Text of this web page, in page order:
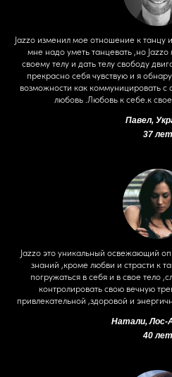
Jazzo изменил мое отношение к танцу
мне надо уметь танцевать ,но
своему телу и дать телу свободу
прекрасно себя чувствую и я
возможности как коммуницировать с
любовь .Любовь к себе.к
Павел,
37 лет
Jazzo это уникальный освежающий
знаний ,кроме любви и страсти к
погружаться в себя и в свое тело
контролировать свою вечную
привлекательной ,здоровой и
Натали,Лос-
40 лет